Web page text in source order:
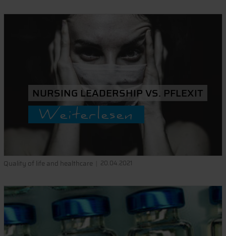
NURSING LEADERSHIP VS. PFLEXIT
Weiterlesen
Quality of life and healthcare 20.04.2021